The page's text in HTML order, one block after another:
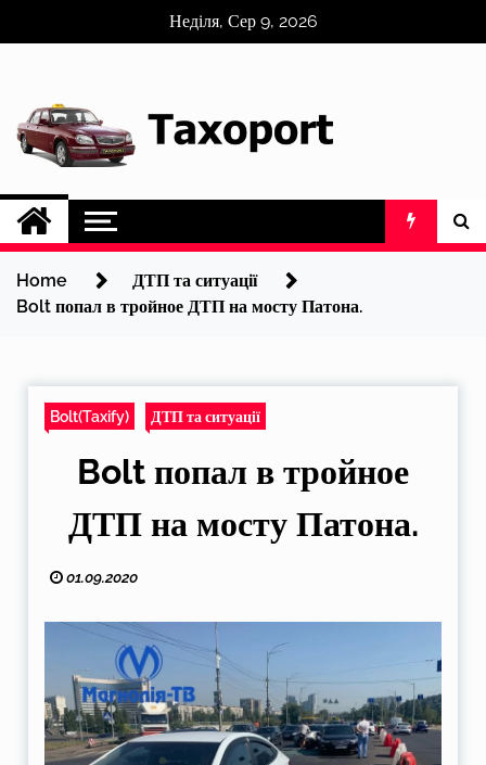
Неділя, Сер 9, 2026
Home
ДТП та ситуації
Bolt попал в тройное ДТП на мосту Патона.
Bolt(Taxify) ДТП та ситуації
Bolt попал в тройное
ДТП на мосту Патона.
01.09.2020